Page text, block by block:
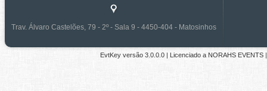
Trav. Álvaro Castelões, 79 - 2º - Sala 9 - 4450-404 - Matosinhos
EvtKey versão 3.0.0.0| Licenciado a NORAHS EVENTS